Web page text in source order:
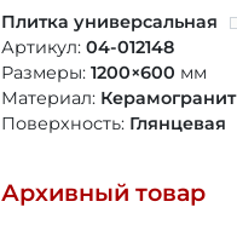
Плитка универсальная
Артикул: 04-012148
Размеры: 1200×600 мм
Материал: Керамогранит
Поверхность: Глянцевая
Архивный товар